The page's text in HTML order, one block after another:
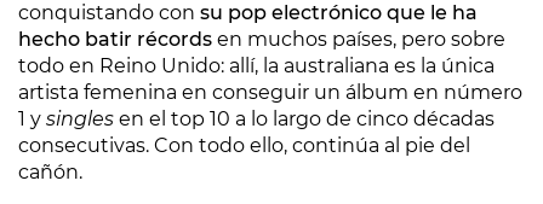
conquistando con su pop electrónico que le ha
hecho batir récords en muchos países, pero sobre
todo en Reino Unido: allí, la australiana es la única
artista femenina en conseguir un álbum en número
1 y singles en el top 10 a lo largo de cinco décadas
consecutivas. Con todo ello, continúa al pie del
cañón.